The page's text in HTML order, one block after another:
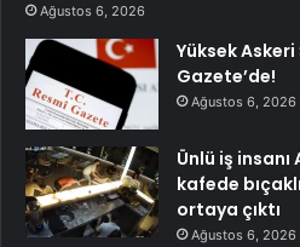
Ağustos 6, 2026
Yüksek
Gazete’de!
Ağustos 6, 2026
Ünlü iş insanı
kafede
ortaya çıktı
Ağustos 6, 2026